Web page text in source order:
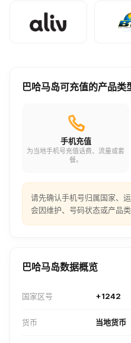
巴哈马岛可充值的产品类
手机充值
为当地手机号充值话费、流量或套
餐。
请先确认手机号归属国家、
会因维护、号码状态或产品
巴哈马岛数据概览
国家区号 +1242
货币 当地货币